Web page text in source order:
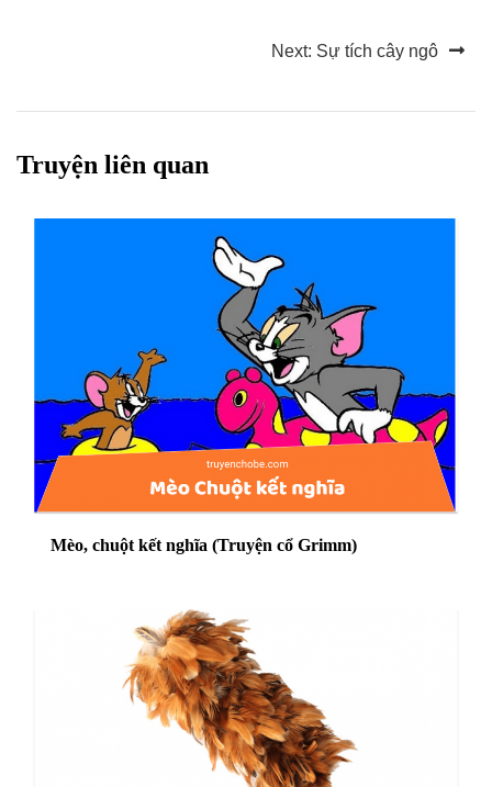
Next: Sự tích cây ngô
Truyện liên quan
Mèo, chuột kết nghĩa (Truyện cổ Grimm)